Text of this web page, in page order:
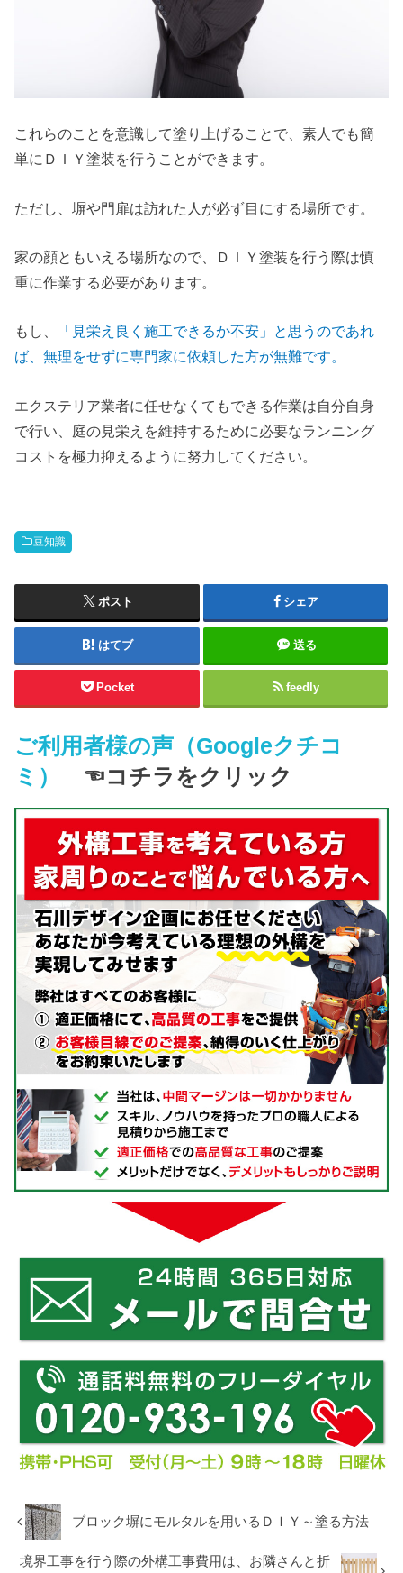
これらのことを意識して塗り上げることで、素人でも簡
単にＤＩＹ塗装を行うことができます。
ただし、塀や門扉は訪れた人が必ず目にする場所です。
家の顔ともいえる場所なので、ＤＩＹ塗装を行う際は慎
重に作業する必要があります。
もし、
「見栄え良く施工できるか不安」と思うのであれ
ば、無理をせずに専門家に依頼した方が無難です。
エクステリア業者に任せなくてもできる作業は自分自身
で行い、庭の見栄えを維持するために必要なランニング
コストを極力抑えるように努力してください。
豆知識
ポスト シェア
はてブ 送る
Pocket feedly
ご利用者様の声（Googleクチコ
ミ）
☜コチラをクリック
ブロック塀にモルタルを用いるＤＩＹ～塗る方法
境界工事を行う際の外構工事費用は、お隣さんと折